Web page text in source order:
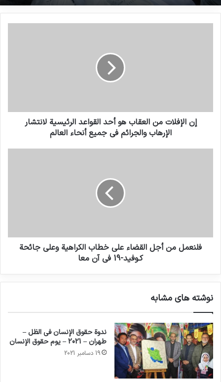
إن الإفلات من العقاب هو أحد القواعد الرئيسية لانتشار
الإرهاب والجرائم في جميع أنحاء العالم
فلنعمل من أجل القضاء على خطاب الكراهية وعلى جائحة
كـوفيد-19 في آن معا
نوشته های مشابه
ندوة حقوق الإنسان في الظل –
طهران – 2021 – يوم حقوق الإنسان
19 دسامبر 2021